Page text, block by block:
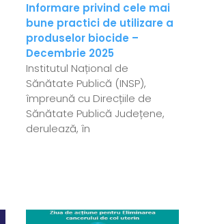
Informare privind cele mai
bune practici de utilizare a
produselor biocide –
Decembrie 2025
Institutul Național de
Sănătate Publică (INSP),
împreună cu Direcțiile de
Sănătate Publică Județene,
derulează, în